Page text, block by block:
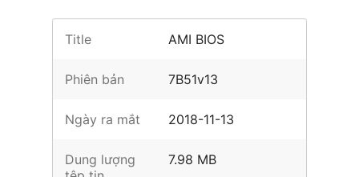
Title AMI BIOS
Phiên bản 7B51v13
Ngày ra mắt 2018-11-13
Dung lượng
7.98 MB